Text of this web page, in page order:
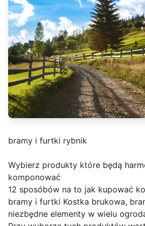
bramy i furtki rybnik
Wybierz produkty które będą
komponować
12 sposóbów na to jak kupować
bramy i furtki Kostka brukowa,
niezbędne elementy w wielu